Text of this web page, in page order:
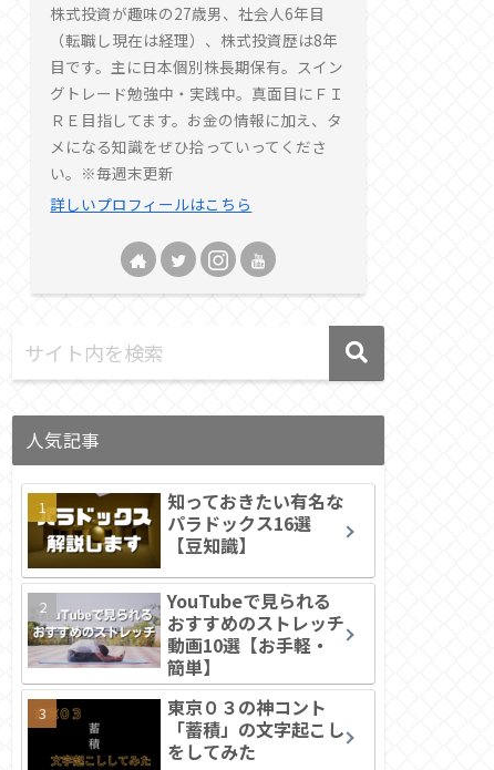
株式投資が趣味の27歳男、社会人6年目
（転職し現在は経理）、株式投資歴は8年
目です。主に日本個別株長期保有。スイン
グトレード勉強中・実践中。真面目にＦＩ
ＲＥ目指してます。お金の情報に加え、タ
メになる知識をぜひ拾っていってくださ
い。※毎週末更新
詳しいプロフィールはこちら
人気記事
知っておきたい有名な
パラドックス16選
【豆知識】
YouTubeで見られる
おすすめのストレッチ
動画10選【お手軽・
簡単】
東京０３の神コント
「蓄積」の文字起こし
をしてみた